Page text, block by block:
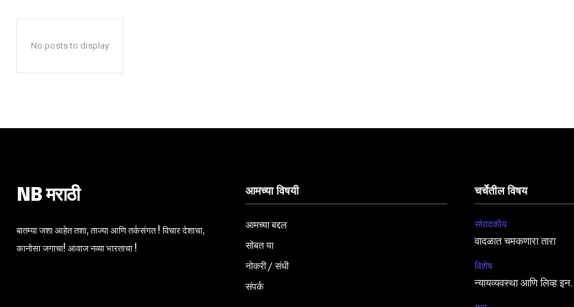
No posts to display
NB मराठी
बातम्या जशा आहेत तशा, ताज्या आणि तर्कसंगत ! विचार देशाचा,
कानोसा जगाचा! आवाज नव्या भारताचा !
आमच्या विषयी
आमच्या बद्दल
सोबत या
नोकरी / संधी
संपर्क
चर्चेतील विषय
संपादकीय
वादळात चमकणारा तारा
विशेष
न्यायव्यवस्था आणि लिव्ह